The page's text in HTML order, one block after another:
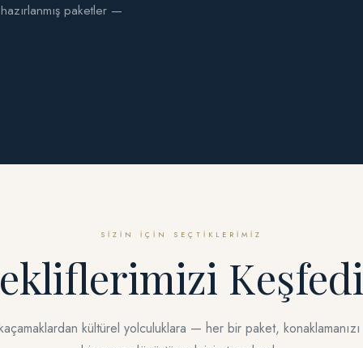
paketler —
SIZIN İÇIN SEÇTIKLERIMIZ
kültürel yolculuklara — her bir paket,